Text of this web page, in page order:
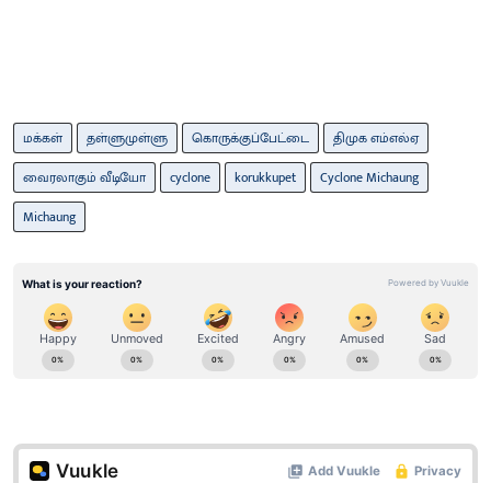
மக்கள் தள்ளுமுள்ளு கொருக்குப்பேட்டை
திமுக எம்எல்ஏ
வைரலாகும் வீடியோ
cyclone korukkupet
Cyclone Michaung
Michaung